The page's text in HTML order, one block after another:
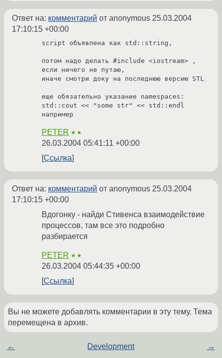
Ответ на: комментарий от anonymous 25.03.2004
17:10:15 +00:00
script объявлена как std::string,
потом надо делать #include <iostream> ,
если ничего не путаю,
иначе смотри доку на последнюю версию STL
еще обязательно указание namespaces:
std::cout << "some str" << std::endl
например
PETER ★★
26.03.2004 05:41:11 +00:00
Ссылка
Ответ на: комментарий от anonymous 25.03.2004
17:10:15 +00:00
Вдогонку - найди Стивенса взаимодействие
процессов, там все это подробно
разбирается
PETER ★★
26.03.2004 05:44:35 +00:00
Ссылка
Вы не можете добавлять комментарии в эту тему. Тема
перемещена в архив.
← Development →